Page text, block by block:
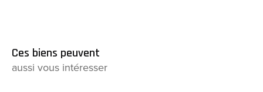
Ces biens peuvent
aussi vous intéresser